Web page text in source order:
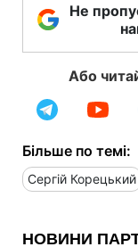
Не
Або
Більше по темі:
Сергій Корецький